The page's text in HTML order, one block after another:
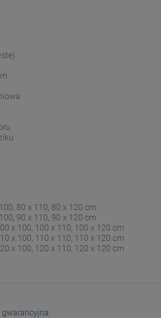
80 x 110, 80 x 120 cm
90 x 110, 90 x 120 cm
x 100, 100 x 110, 100 x 120 cm
x 100, 110 x 110, 110 x 120 cm
x 100, 120 x 110, 120 x 120 cm